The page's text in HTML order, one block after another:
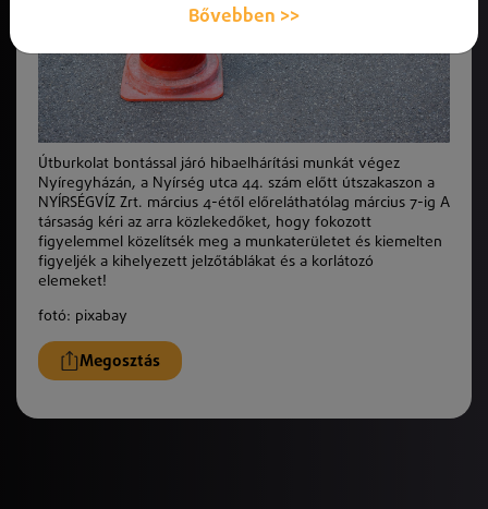
Útburkolat bontással járó hibaelhárítási munkát végez
Nyíregyházán, a Nyírség utca 44. szám előtt útszakaszon a
NYÍRSÉGVÍZ Zrt. március 4-étől előreláthatólag március 7-ig A
társaság kéri az arra közlekedőket, hogy fokozott
figyelemmel közelítsék meg a munkaterületet és kiemelten
figyeljék a kihelyezett jelzőtáblákat és a korlátozó
elemeket!
fotó: pixabay
Megosztás
Bővebben >>